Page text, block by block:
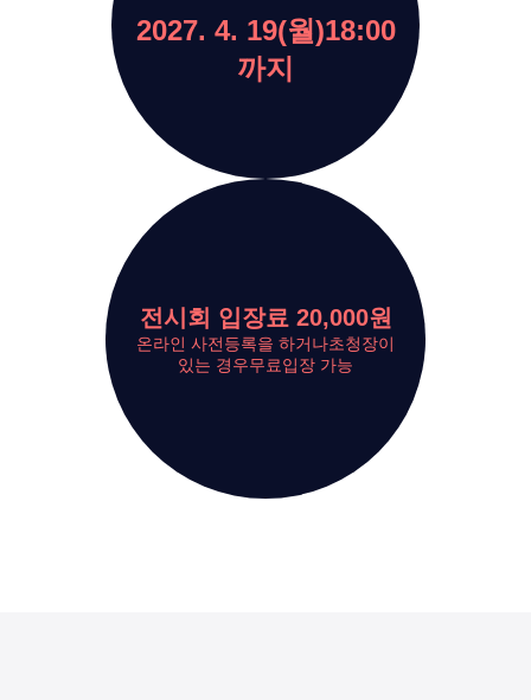
2027. 4. 19(월)18:00
까지
전시회 입장료 20,000원
온라인 사전등록을 하거나초청장이
있는 경우무료입장 가능